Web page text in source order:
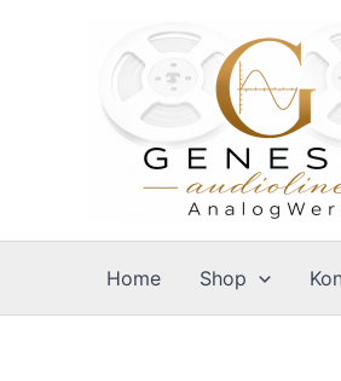
Home Shop